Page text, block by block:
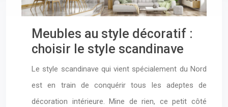
Meubles au style décoratif :
choisir le style scandinave
Le style scandinave qui vient spécialement du Nord
est en train de conquérir tous les adeptes de
décoration intérieure. Mine de rien, ce petit côté